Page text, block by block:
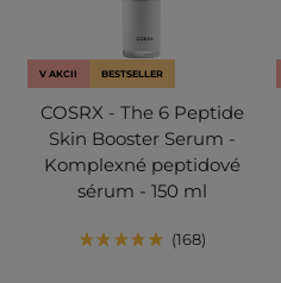
V AKCII BESTSELLER
COSRX - The 6 Peptide
Skin Booster Serum -
Komplexné peptidové
sérum - 150 ml
168